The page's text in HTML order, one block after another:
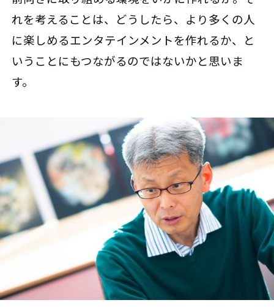
れを考えることは、どうしたら、より多くの人
に楽しめるエンタテインメントを作れるか、と
いうことにもつながるのではないかと思いま
す。